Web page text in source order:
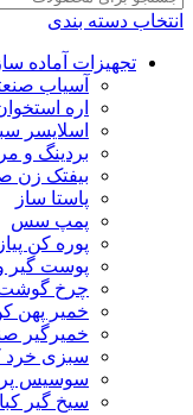
انتخاب دسته بندی
تجهیزات آماده
آسیاب
اره
اسلایسر
بردینگ و
بیفتک زن
پاستا ساز
پمپ سس
پوره کن پیاز
پوست گیر
چرخ
خمیر پهن
خمیرگیر
سبزی خرد
سوسیس
سیخ گیر